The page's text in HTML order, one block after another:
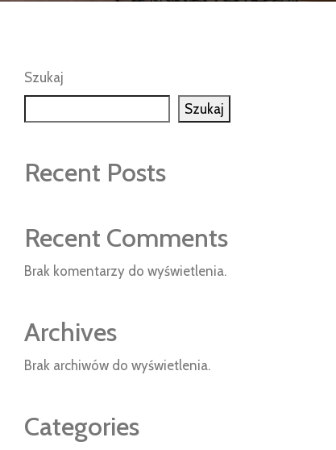
Szukaj
Szukaj
Recent Posts
Recent Comments
Brak komentarzy do wyświetlenia.
Archives
Brak archiwów do wyświetlenia.
Categories